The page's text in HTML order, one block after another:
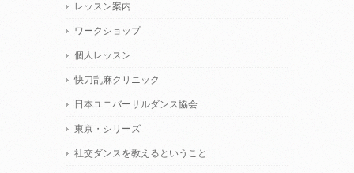
レッスン案内
ワークショップ
個人レッスン
快刀乱麻クリニック
日本ユニバーサルダンス協会
東京・シリーズ
社交ダンスを教えるということ